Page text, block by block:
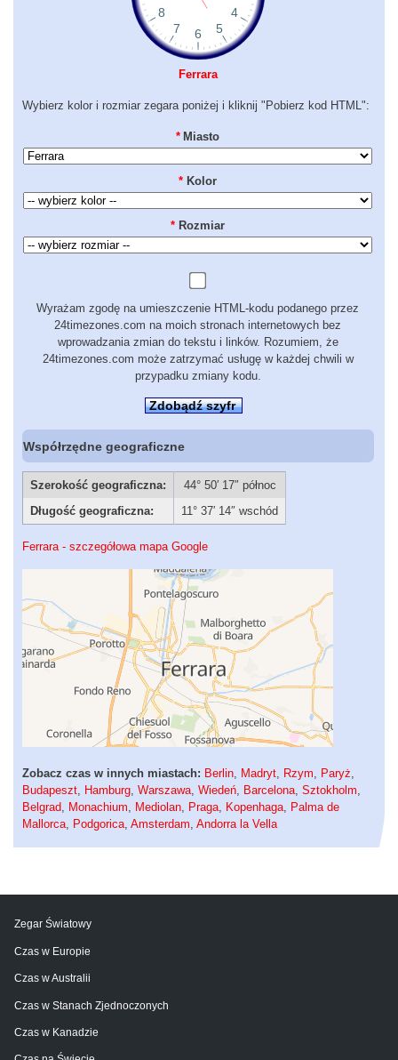
Ferrara
Wybierz kolor i rozmiar zegara poniżej i kliknij "Pobierz kod HTML":
* Miasto
* Kolor
* Rozmiar
Wyrażam zgodę na umieszczenie HTML-kodu podanego przez
24timezones.com na moich stronach internetowych bez
wprowadzania zmian do tekstu i linków. Rozumiem, że
24timezones.com może zatrzymać usługę w każdej chwili w
przypadku zmiany kodu.
Zdobądź szyfr
Współrzędne geograficzne
Szerokość geograficzna:
44° 50′ 17″ północ
Długość geograficzna:
11° 37′ 14″ wschód
Ferrara - szczegółowa mapa Google
Zobacz czas w innych miastach: Berlin Madryt Rzym Paryż
Budapeszt
Hamburg Warszawa Wiedeń Barcelona Sztokholm
Belgrad
Monachium Mediolan Praga Kopenhaga
Palma de
Mallorca
Podgorica Amsterdam Andorra la Vella
Zegar Światowy
Czas w Europie
Czas w Australii
Czas w Stanach Zjednoczonych
Czas w Kanadzie